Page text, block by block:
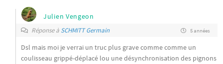
Julien Vengeon
Réponse à SCHMITT Germain 5 années
Dsl mais moi je verrai un truc plus grave comme comme un
coulisseau grippé-déplacé lou une désynchronisation des pignons